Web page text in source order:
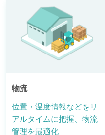
物流
位置・温度情報などをリ
アルタイムに把握、物流
管理を最適化